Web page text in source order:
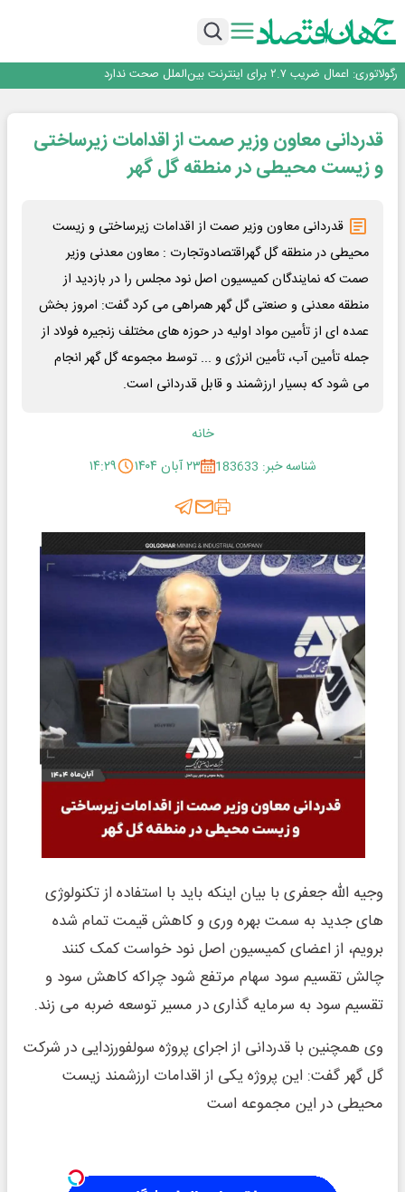
یک اشتباه کلاد، تمام اطلاعات کاربر را به باد داد
رگولاتوری: اعمال ضریب ۲.۷ برای اینترنت بین‌الملل صحت ندارد
با تقاضای برق ناپایدار هوش مصنوعی خودزنی می‌کند
یک اشتباه کلاد، تمام اطلاعات کاربر را به باد داد
اینوتکس امسال با مدل جدید برگزار می‌شود
قدردانی معاون وزیر صمت از اقدامات زیرساختی
و زیست محیطی در منطقه گل گهر
قدردانی معاون وزیر صمت از اقدامات زیرساختی و زیست
محیطی در منطقه گل گهراقتصادوتجارت : معاون معدنی وزیر
صمت که نمایندگان کمیسیون اصل نود مجلس را در بازدید از
منطقه معدنی و صنعتی گل گهر همراهی می کرد گفت: امروز بخش
عمده ای از تأمین مواد اولیه در حوزه های مختلف زنجیره فولاد از
جمله تأمین آب، تأمین انرژی و ... توسط مجموعه گل گهر انجام
می شود که بسیار ارزشمند و قابل قدردانی است.
خانه
شناسه خبر: 183633
۲۳ آبان ۱۴۰۴ ۱۴:۲۹
وجیه الله جعفری با بیان اینکه باید با استفاده از تکنولوژی
های جدید به سمت بهره وری و کاهش قیمت تمام شده
برویم، از اعضای کمیسیون اصل نود خواست کمک کنند
چالش تقسیم سود سهام مرتفع شود چراکه کاهش سود و
تقسیم سود به سرمایه گذاری در مسیر توسعه ضربه می زند.
وی همچنین با قدردانی از اجرای پروژه سولفورزدایی در شرکت
گل گهر گفت: این پروژه یکی از اقدامات ارزشمند زیست
محیطی در این مجموعه است